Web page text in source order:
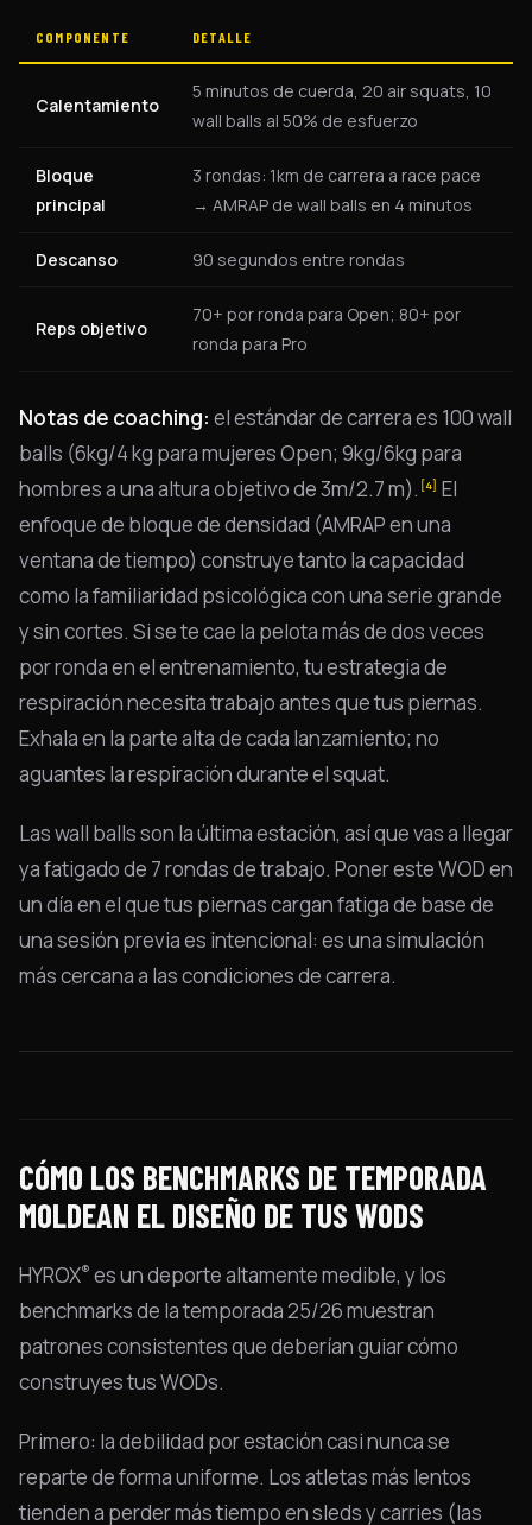
COMPONENTE DETALLE
Calentamiento
5 minutos de cuerda, 20 air squats, 10
wall balls al 50% de esfuerzo
Bloque
principal
3 rondas: 1km de carrera a race pace
→ AMRAP de wall balls en 4 minutos
Descanso 90 segundos entre rondas
Reps objetivo
70+ por ronda para Open; 80+ por
ronda para Pro
Notas de coaching: el estándar de carrera es 100 wall
balls (6kg/4 kg para mujeres Open; 9kg/6kg para
hombres a una altura objetivo de 3m/2.7 m). [4] El
enfoque de bloque de densidad (AMRAP en una
ventana de tiempo) construye tanto la capacidad
como la familiaridad psicológica con una serie grande
y sin cortes. Si se te cae la pelota más de dos veces
por ronda en el entrenamiento, tu estrategia de
respiración necesita trabajo antes que tus piernas.
Exhala en la parte alta de cada lanzamiento; no
aguantes la respiración durante el squat.
Las wall balls son la última estación, así que vas a llegar
ya fatigado de 7 rondas de trabajo. Poner este WOD en
un día en el que tus piernas cargan fatiga de base de
una sesión previa es intencional: es una simulación
más cercana a las condiciones de carrera.
CÓMO LOS BENCHMARKS DE TEMPORADA
MOLDEAN EL DISEÑO DE TUS WODS
HYROX® es un deporte altamente medible, y los
benchmarks de la temporada 25/26 muestran
patrones consistentes que deberían guiar cómo
construyes tus WODs.
Primero: la debilidad por estación casi nunca se
reparte de forma uniforme. Los atletas más lentos
tienden a perder más tiempo en sleds y carries (las